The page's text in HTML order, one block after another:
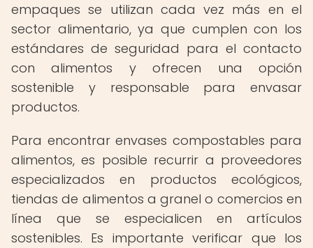
empaques se utilizan cada vez más en el
sector alimentario, ya que cumplen con los
estándares de seguridad para el contacto
con alimentos y ofrecen una opción
sostenible y responsable para envasar
productos.
Para encontrar envases compostables para
alimentos, es posible recurrir a proveedores
especializados en productos ecológicos,
tiendas de alimentos a granel o comercios en
línea que se especialicen en artículos
sostenibles. Es importante verificar que los